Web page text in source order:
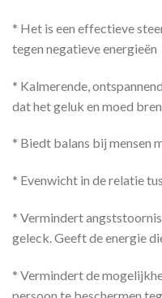
* Het is een effectieve
tegen negatieve energieën
* Kalmerende,
dat het geluk en moed
* Biedt balans bij mensen
* Evenwicht in de relatie
* Vermindert
geleck. Geeft de energie
* Vermindert de